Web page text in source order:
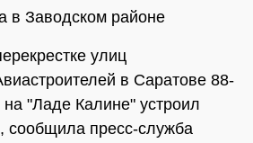
в Заводском районе
улиц
в Саратове 88-
"Ладе Калине" устроил
сообщила пресс-служба